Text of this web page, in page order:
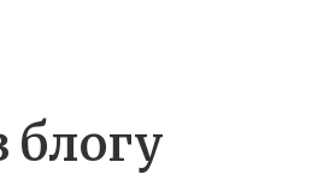
блогу